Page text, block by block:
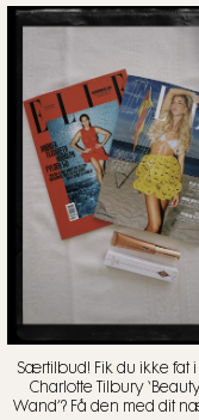
Særtilbud! Fik du ikke fat i
Charlotte Tilbury
Wand’? Få den med dit